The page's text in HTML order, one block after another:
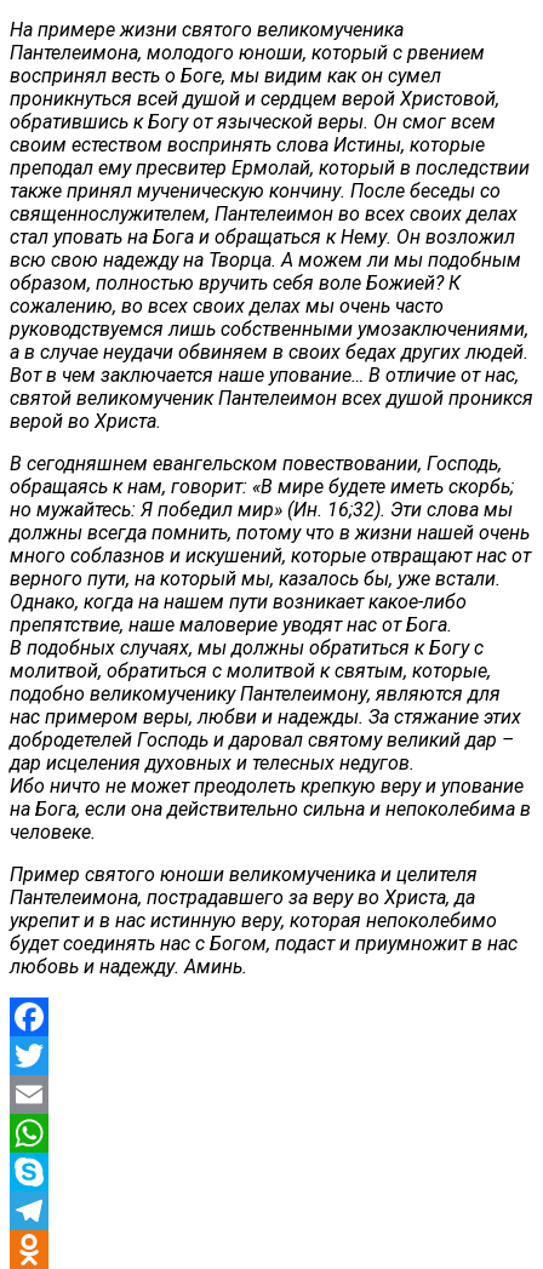
На примере жизни святого великомученика
Пантелеимона, молодого юноши, который с рвением
воспринял весть о Боге, мы видим как он сумел
проникнуться всей душой и сердцем верой Христовой,
обратившись к Богу от языческой веры. Он смог всем
своим естеством воспринять слова Истины, которые
преподал ему пресвитер Ермолай, который в последствии
также принял мученическую кончину. После беседы со
священнослужителем, Пантелеимон во всех своих делах
стал уповать на Бога и обращаться к Нему. Он возложил
всю свою надежду на Творца. А можем ли мы подобным
образом, полностью вручить себя воле Божией? К
сожалению, во всех своих делах мы очень часто
руководствуемся лишь собственными умозаключениями,
а в случае неудачи обвиняем в своих бедах других людей.
Вот в чем заключается наше упование… В отличие от нас,
святой великомученик Пантелеимон всех душой проникся
верой во Христа.
В сегодняшнем евангельском повествовании, Господь,
обращаясь к нам, говорит: «В мире будете иметь скорбь;
но мужайтесь: Я победил мир» (Ин. 16;32). Эти слова мы
должны всегда помнить, потому что в жизни нашей очень
много соблазнов и искушений, которые отвращают нас от
верного пути, на который мы, казалось бы, уже встали.
Однако, когда на нашем пути возникает какое-либо
препятствие, наше маловерие уводят нас от Бога.
В подобных случаях, мы должны обратиться к Богу с
молитвой, обратиться с молитвой к святым, которые,
подобно великомученику Пантелеимону, являются для
нас примером веры, любви и надежды. За стяжание этих
добродетелей Господь и даровал святому великий дар –
дар исцеления духовных и телесных недугов.
Ибо ничто не может преодолеть крепкую веру и упование
на Бога, если она действительно сильна и непоколебима в
человеке.
Пример святого юноши великомученика и целителя
Пантелеимона, пострадавшего за веру во Христа, да
укрепит и в нас истинную веру, которая непоколебимо
будет соединять нас с Богом, подаст и приумножит в нас
любовь и надежду. Аминь.
Facebook
Twitter
Email
WhatsApp
Skype
Telegram